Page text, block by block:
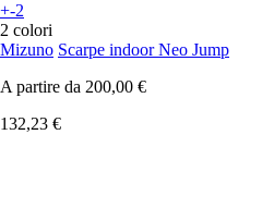
+-2
2 colori
Mizuno Scarpe indoor Neo Jump
A partire da 200,00 €
132,23 €